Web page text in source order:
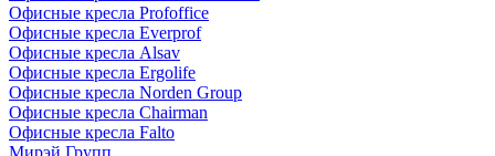
Офисные кресла Profoffice
Офисные кресла Everprof
Офисные кресла Alsav
Офисные кресла Ergolife
Офисные кресла Norden Group
Офисные кресла Chairman
Офисные кресла Falto
Мирэй Групп